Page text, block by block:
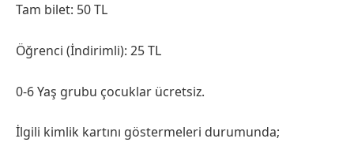
Tam bilet: 50 TL
Öğrenci (İndirimli): 25 TL
0-6 Yaş grubu çocuklar ücretsiz.
İlgili kimlik kartını göstermeleri durumunda;